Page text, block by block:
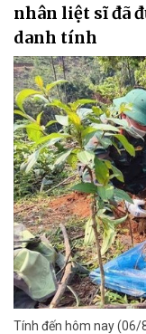
nhân liệt sĩ đã
danh tính
Tính đến hôm nay (06/